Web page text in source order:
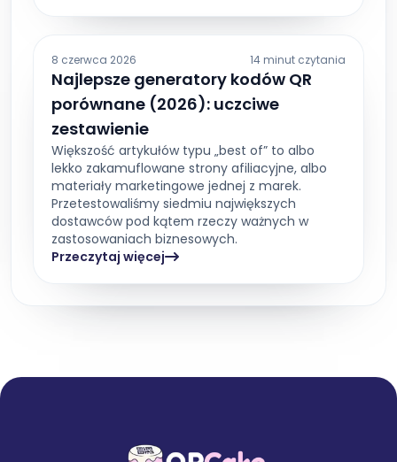
8 czerwca 2026 14 minut czytania
Najlepsze generatory kodów QR
porównane (2026): uczciwe
zestawienie
Większość artykułów typu „best of” to albo
lekko zakamuflowane strony afiliacyjne, albo
materiały marketingowe jednej z marek.
Przetestowaliśmy siedmiu największych
dostawców pod kątem rzeczy ważnych w
zastosowaniach biznesowych.
Przeczytaj więcej